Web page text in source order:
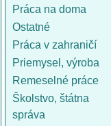
Práca na doma
Ostatné
Práca v zahraničí
Priemysel, výroba
Remeselné práce
Školstvo, štátna
správa